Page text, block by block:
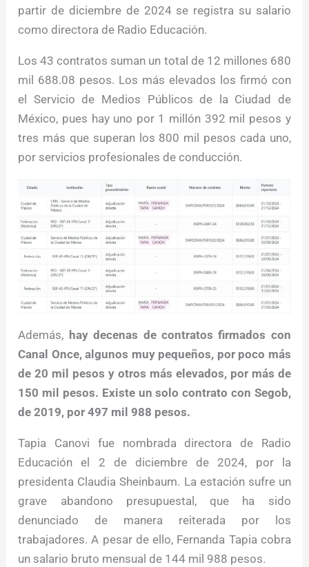
partir de diciembre de 2024 se registra su salario
como directora de Radio Educación.
Los 43 contratos suman un total de 12 millones 680
mil 688.08 pesos. Los más elevados los firmó con
el Servicio de Medios Públicos de la Ciudad de
México, pues hay uno por 1 millón 392 mil pesos y
tres más que superan los 800 mil pesos cada uno,
por servicios profesionales de conducción.
Además, hay decenas de contratos firmados con
Canal Once, algunos muy pequeños, por poco más
de 20 mil pesos y otros más elevados, por más de
150 mil pesos. Existe un solo contrato con Segob,
de 2019, por 497 mil 988 pesos.
Tapia Canovi fue nombrada directora de Radio
Educación el 2 de diciembre de 2024, por la
presidenta Claudia Sheinbaum. La estación sufre un
grave abandono presupuestal, que ha sido
denunciado de manera reiterada por los
trabajadores. A pesar de ello, Fernanda Tapia cobra
un salario bruto mensual de 144 mil 988 pesos.